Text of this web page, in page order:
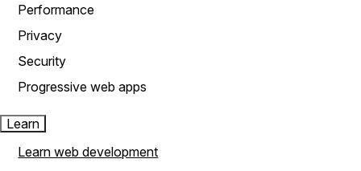
Performance
Privacy
Security
Progressive web apps
Learn
Learn web development